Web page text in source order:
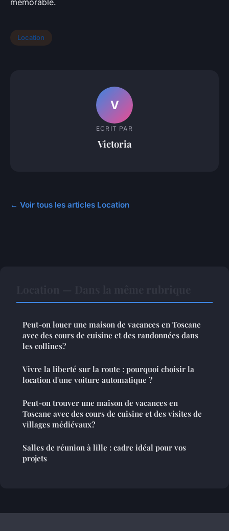
Location
V
ECRIT PAR
Victoria
← Voir tous les articles Location
Peut-on louer une maison de vacances en Toscane
avec des cours de cuisine et des randonnées dans
les collines?
Vivre la liberté sur la route : pourquoi choisir la
location d'une voiture automatique ?
Peut-on trouver une maison de vacances en
Toscane avec des cours de cuisine et des visites de
villages médiévaux?
Salles de réunion à lille : cadre idéal pour vos
projets